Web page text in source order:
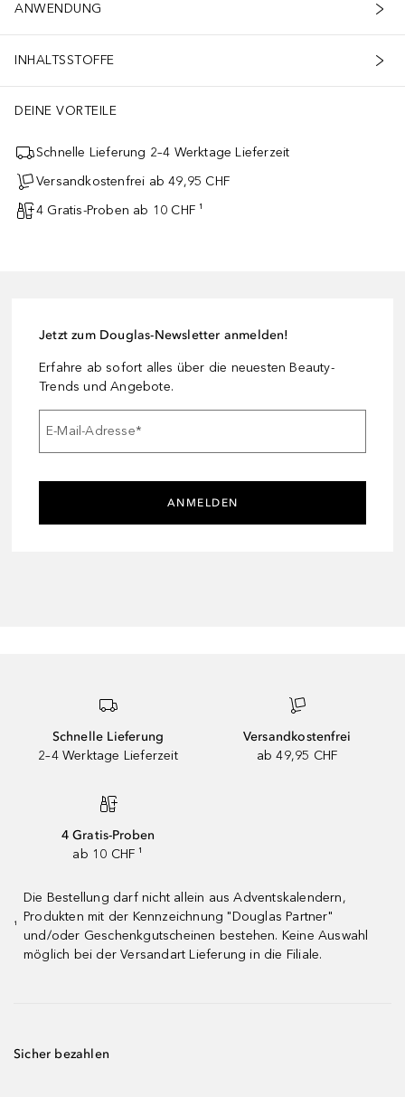
ANWENDUNG
INHALTSSTOFFE
DEINE VORTEILE
Schnelle Lieferung 2–4 Werktage Lieferzeit
Versandkostenfrei ab 49,95 CHF
4 Gratis-Proben ab 10 CHF ¹
Jetzt zum Douglas-Newsletter anmelden!
Erfahre ab sofort alles über die neuesten Beauty-
Trends und Angebote.
E-Mail-Adresse*
ANMELDEN
Schnelle Lieferung
2–4 Werktage Lieferzeit
Versandkostenfrei
ab 49,95 CHF
4 Gratis-Proben
ab 10 CHF ¹
¹
Die Bestellung darf nicht allein aus Adventskalendern,
Produkten mit der Kennzeichnung "Douglas Partner"
und/oder Geschenkgutscheinen bestehen. Keine Auswahl
möglich bei der Versandart Lieferung in die Filiale.
Sicher bezahlen